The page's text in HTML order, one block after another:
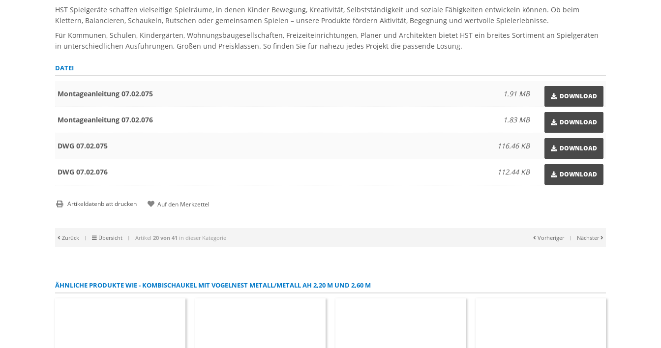
HST Spielgeräte schaffen vielseitige Spielräume, in denen Kinder Bewegung, Kreativität, Selbstständigkeit und soziale Fähigkeiten entwickeln können. Ob beim
Klettern, Balancieren, Schaukeln, Rutschen oder gemeinsamen Spielen – unsere Produkte fördern Aktivität, Begegnung und wertvolle Spielerlebnisse.
Für Kommunen, Schulen, Kindergärten, Wohnungsbaugesellschaften, Freizeiteinrichtungen, Planer und Architekten bietet HST ein breites Sortiment an Spielgeräten
in unterschiedlichen Ausführungen, Größen und Preisklassen. So finden Sie für nahezu jedes Projekt die passende Lösung.
DATEI
Montageanleitung 07.02.075 DOWNLOAD
1.91 MB
Montageanleitung 07.02.076 DOWNLOAD
1.83 MB
DWG 07.02.075 DOWNLOAD
116.46 KB
DWG 07.02.076 DOWNLOAD
112.44 KB
Artikeldatenblatt drucken
Zurück | Übersicht | Artikel 20 von 41 in dieser Kategorie Vorheriger | Nächster
ÄHNLICHE PRODUKTE WIE - KOMBISCHAUKEL MIT VOGELNEST METALL/METALL AH 2,20 M UND 2,60 M